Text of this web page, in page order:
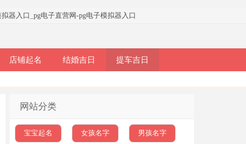
器入口 pg电子直营网-pg电子模拟器入口
店铺起名 结婚吉日 提车吉日
网站分类
宝宝起名 女孩名字 男孩名字